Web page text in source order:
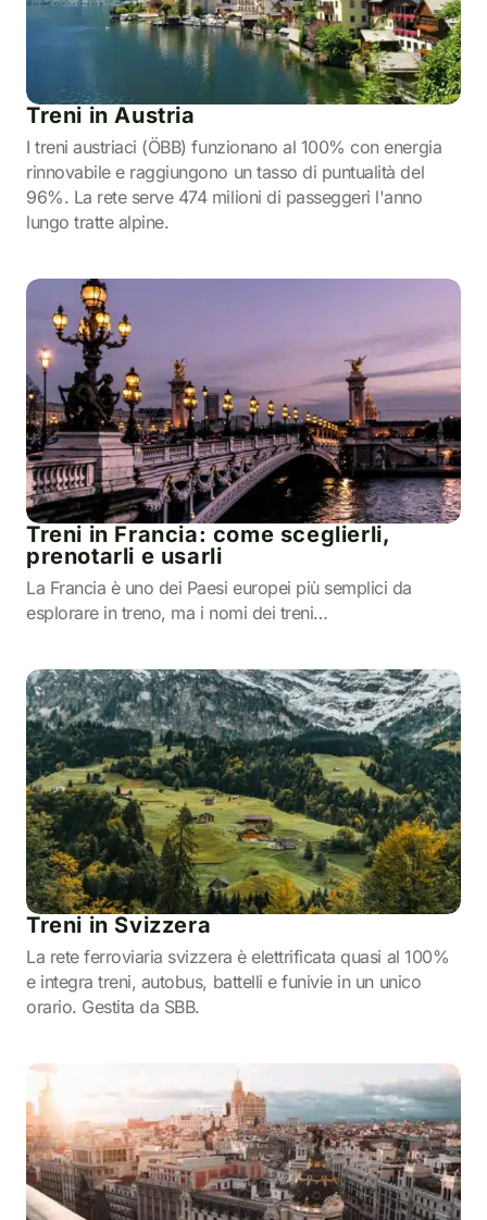
Treni in Austria
I treni austriaci (ÖBB) funzionano al 100% con energia
rinnovabile e raggiungono un tasso di puntualità del
96%. La rete serve 474 milioni di passeggeri l'anno
lungo tratte alpine.
Treni in Francia: come sceglierli,
prenotarli e usarli
La Francia è uno dei Paesi europei più semplici da
esplorare in treno, ma i nomi dei treni…
Treni in Svizzera
La rete ferroviaria svizzera è elettrificata quasi al 100%
e integra treni, autobus, battelli e funivie in un unico
orario. Gestita da SBB.